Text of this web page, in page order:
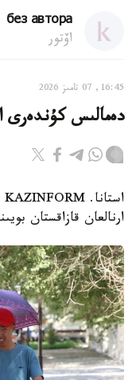
без автора
اۆتور
16:45, 07 تامىز 2026
دەمالىس كۇندەرى
ارنالعان قازاقستان